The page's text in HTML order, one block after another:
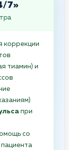
7»
коррекции
тиамин) и
при
со